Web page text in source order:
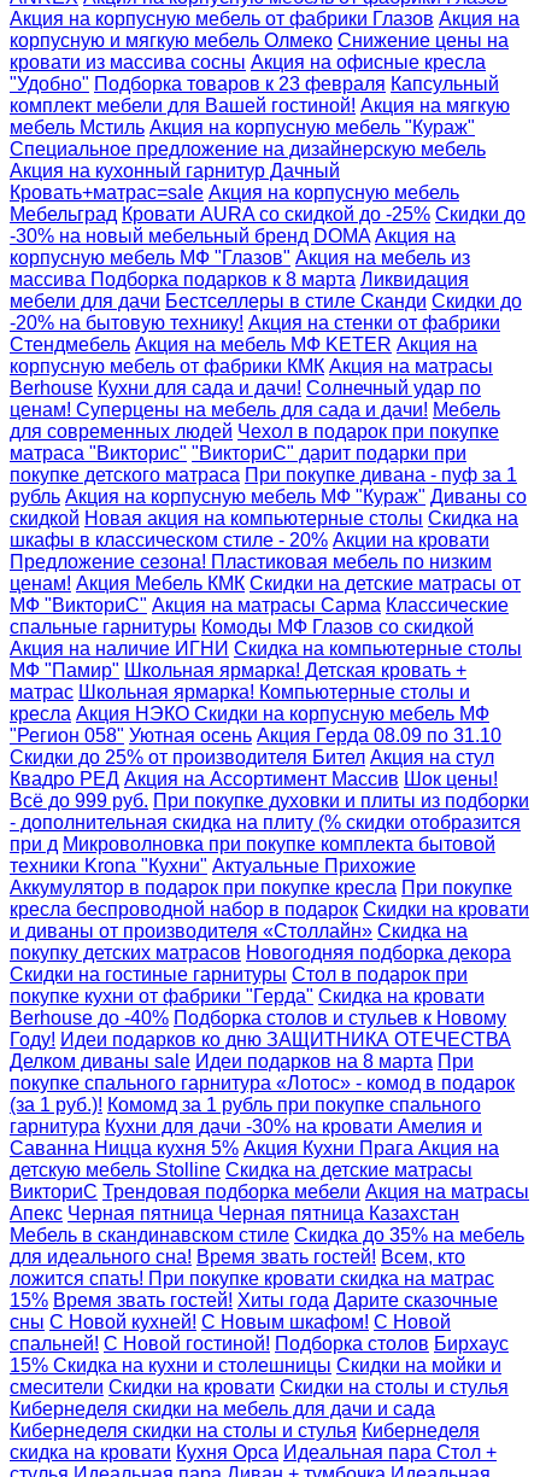
Акция на корпусную мебель от фабрики Глазов Акция на
корпусную и мягкую мебель Олмеко Снижение цены на
кровати из массива сосны Акция на офисные кресла
"Удобно" Подборка товаров к 23 февраля Капсульный
комплект мебели для Вашей гостиной! Акция на мягкую
мебель Мстиль Акция на корпусную мебель "Кураж"
Специальное предложение на дизайнерскую мебель
Акция на кухонный гарнитур Дачный
Кровать+матрас=sale Акция на корпусную мебель
Мебельград Кровати AURA со скидкой до -25% Скидки до
-30% на новый мебельный бренд DOMA Акция на
корпусную мебель МФ "Глазов" Акция на мебель из
массива Подборка подарков к 8 марта Ликвидация
мебели для дачи Бестселлеры в стиле Сканди Скидки до
-20% на бытовую технику! Акция на стенки от фабрики
Стендмебель Акция на мебель МФ KETER Акция на
корпусную мебель от фабрики КМК Акция на матрасы
Berhouse Кухни для сада и дачи! Солнечный удар по
ценам! Суперцены на мебель для сада и дачи! Мебель
для современных людей Чехол в подарок при покупке
матраса "Викторис" "ВикториС" дарит подарки при
покупке детского матраса При покупке дивана - пуф за 1
рубль Акция на корпусную мебель МФ "Кураж" Диваны со
скидкой Новая акция на компьютерные столы Скидка на
шкафы в классическом стиле - 20% Акции на кровати
Предложение сезона! Пластиковая мебель по низким
ценам! Акция Мебель КМК Скидки на детские матрасы от
МФ "ВикториС" Акция на матрасы Сарма Классические
спальные гарнитуры Комоды МФ Глазов со скидкой
Акция на наличие ИГНИ Скидка на компьютерные столы
МФ "Памир" Школьная ярмарка! Детская кровать +
матрас Школьная ярмарка! Компьютерные столы и
кресла Акция НЭКО Скидки на корпусную мебель МФ
"Регион 058" Уютная осень Акция Герда 08.09 по 31.10
Скидки до 25% от производителя Бител Акция на стул
Квадро РЕД Акция на Ассортимент Массив Шок цены!
Всё до 999 руб. При покупке духовки и плиты из подборки
- дополнительная скидка на плиту (% скидки отобразится
при д Микроволновка при покупке комплекта бытовой
техники Krona "Кухни" Актуальные Прихожие
Аккумулятор в подарок при покупке кресла При покупке
кресла беспроводной набор в подарок Скидки на кровати
и диваны от производителя «Столлайн» Скидка на
покупку детских матрасов Новогодняя подборка декора
Скидки на гостиные гарнитуры Стол в подарок при
покупке кухни от фабрики "Герда" Скидка на кровати
Berhouse до -40% Подборка столов и стульев к Новому
Году! Идеи подарков ко дню ЗАЩИТНИКА ОТЕЧЕСТВА
Делком диваны sale Идеи подарков на 8 марта При
покупке спального гарнитура «Лотос» - комод в подарок
(за 1 руб.)! Комомд за 1 рубль при покупке спального
гарнитура Кухни для дачи -30% на кровати Амелия и
Саванна Ницца кухня 5% Акция Кухни Прага Акция на
детскую мебель Stolline Скидка на детские матрасы
ВикториС Трендовая подборка мебели Акция на матрасы
Апекс Черная пятница Черная пятница Казахстан
Мебель в скандинавском стиле Скидка до 35% на мебель
для идеального сна! Время звать гостей! Всем, кто
ложится спать! При покупке кровати скидка на матрас
15% Время звать гостей! Хиты года Дарите сказочные
сны С Новой кухней! С Новым шкафом! С Новой
спальней! С Новой гостиной! Подборка столов Бирхаус
15% Скидка на кухни и столешницы Скидки на мойки и
смесители Скидки на кровати Скидки на столы и стулья
Кибернеделя скидки на мебель для дачи и сада
Кибернеделя скидки на столы и стулья Кибернеделя
скидка на кровати Кухня Орса Идеальная пара Стол +